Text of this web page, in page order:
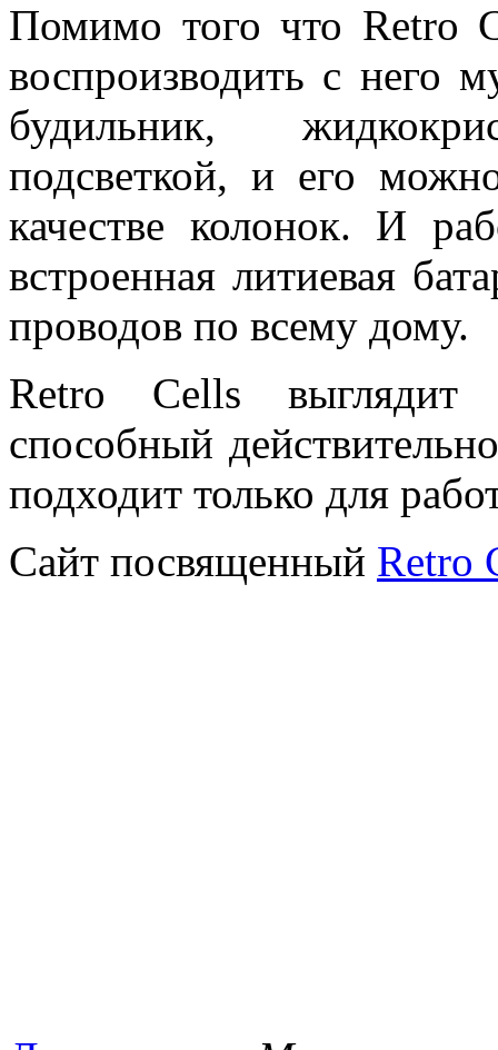
Помимо того что Retro
воспроизводить с него
будильник,
подсветкой, и его
качестве колонок. И
встроенная литиевая
проводов по всему дому.
Retro Cells выглядит
способный
подходит только для
Сайт посвященный Retro